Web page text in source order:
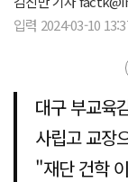
입력 2024-03-10
대구 부교육
사립고 교장
"재단 건학